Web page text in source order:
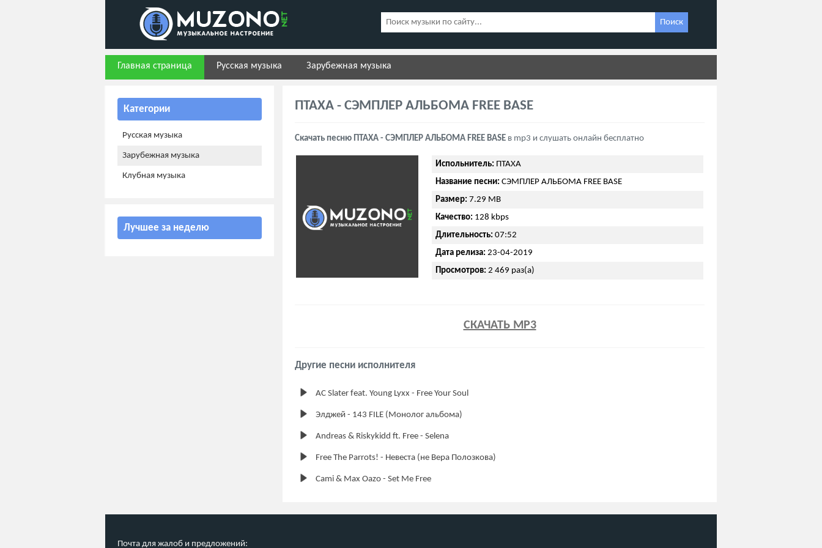
Поиск
Главная страница Русская музыка Зарубежная музыка
ПТАХА - СЭМПЛЕР АЛЬБОМА FREE BASE
Скачать песню ПТАХА - СЭМПЛЕР АЛЬБОМА FREE BASE в mp3 и слушать онлайн бесплатно
Испольнитель: ПТАХА
Название песни: СЭМПЛЕР АЛЬБОМА FREE BASE
Размер: 7.29 MB
Качество: 128 kbps
Длительность: 07:52
Дата релиза: 23-04-2019
Просмотров: 2 469 раз(а)
СКАЧАТЬ MP3
Другие песни исполнителя
AC Slater feat. Young Lyxx - Free Your Soul
Элджей - 143 FILE (Монолог альбома)
Andreas & Riskykidd ft. Free - Selena
Free The Parrots! - Невеста (не Вера Полозкова)
Cami & Max Oazo - Set Me Free
Категории
Русская музыка
Зарубежная музыка
Клубная музыка
Лучшее за неделю
Почта для жалоб и предложений: